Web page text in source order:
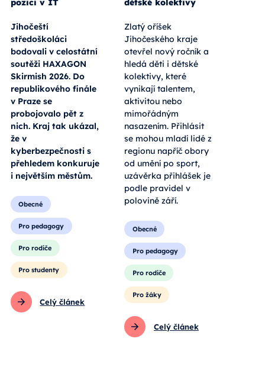
pozici v IT
Jihočeští
středoškoláci
bodovali v celostátní
soutěži HAXAGON
Skirmish 2026. Do
republikového finále
v Praze se
probojovalo pět z
nich. Kraj tak ukázal,
že v
kyberbezpečnosti s
přehledem konkuruje
i největším městům.
Obecné
Pro pedagogy
Pro rodiče
Pro studenty
Celý článek
dětské kolektivy
Zlatý oříšek
Jihočeského kraje
otevřel nový ročník a
hledá děti i dětské
kolektivy, které
vynikají talentem,
aktivitou nebo
mimořádným
nasazením. Přihlásit
se mohou mladí lidé z
regionu napříč obory
od umění po sport,
uzávěrka přihlášek je
podle pravidel v
polovině září.
Obecné
Pro pedagogy
Pro rodiče
Pro žáky
Celý článek